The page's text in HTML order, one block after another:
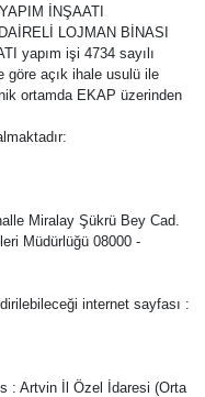
İNŞAATI
LOJMAN BİNASI
yapım işi 4734 sayılı
göre açık ihale usulü ile
ortamda EKAP üzerinden
Miralay Şükrü Bey Cad.
Müdürlüğü 08000 -
internet sayfası :
: Artvin İl Özel İdaresi (Orta